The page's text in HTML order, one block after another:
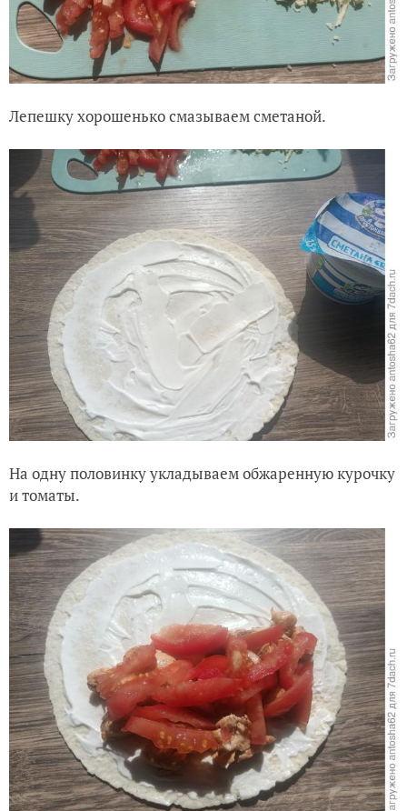
Лепешку хорошенько смазываем сметаной.
На одну половинку укладываем обжаренную курочку
и томаты.